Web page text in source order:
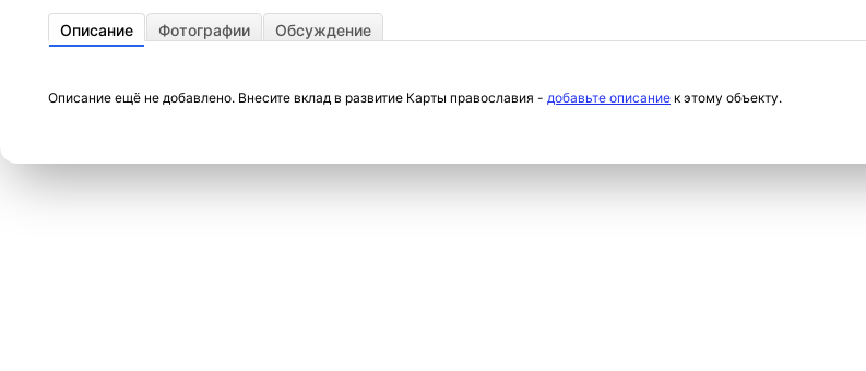
Описание Фотографии Обсуждение
Описание ещё не добавлено. Внесите вклад в развитие Карты православия - добавьте описание к этому объекту.